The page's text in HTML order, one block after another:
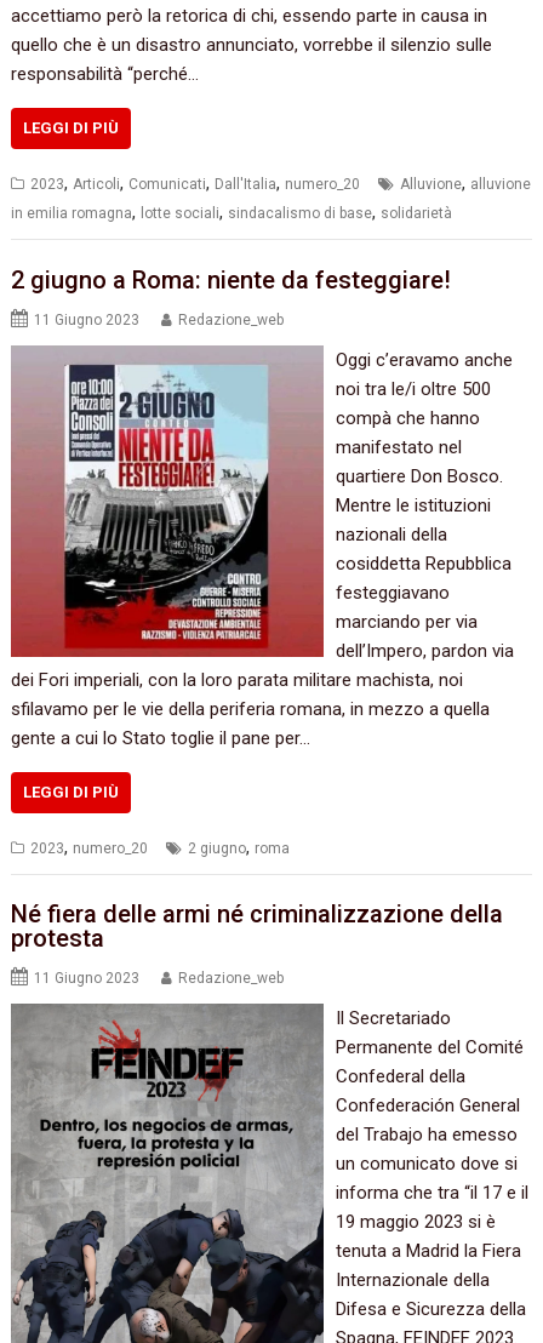
accettiamo però la retorica di chi, essendo parte in causa in
quello che è un disastro annunciato, vorrebbe il silenzio sulle
responsabilità “perché…
LEGGI DI PIÙ
2023,Articoli, Comunicati, Dall'Italia, numero_20 Alluvione, alluvione
in emilia romagna, lotte sociali, sindacalismo di base, solidarietà
2 giugno a Roma: niente da festeggiare!
11 Giugno 2023 Redazione_web
Oggi c’eravamo anche
noi tra le/i oltre 500
compà che hanno
manifestato nel
quartiere Don Bosco.
Mentre le istituzioni
nazionali della
cosiddetta Repubblica
festeggiavano
marciando per via
dell’Impero, pardon via
dei Fori imperiali, con la loro parata militare machista, noi
sfilavamo per le vie della periferia romana, in mezzo a quella
gente a cui lo Stato toglie il pane per…
LEGGI DI PIÙ
2023, numero_20 2 giugno, roma
Né fiera delle armi né criminalizzazione della
protesta
11 Giugno 2023 Redazione_web
Il Secretariado
Permanente del Comité
Confederal della
Confederación General
del Trabajo ha emesso
un comunicato dove si
informa che tra “il 17 e il
19 maggio 2023 si è
tenuta a Madrid la Fiera
Internazionale della
Difesa e Sicurezza della
Spagna, FEINDEF 2023.